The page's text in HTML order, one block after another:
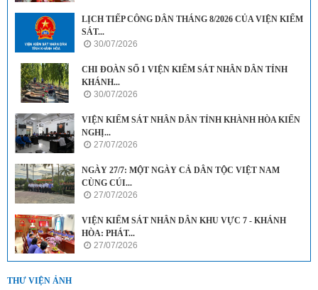
LỊCH TIẾP CÔNG DÂN THÁNG 8/2026 CỦA VIỆN KIỂM
SÁT...
30/07/2026
CHI ĐOÀN SỐ 1 VIỆN KIỂM SÁT NHÂN DÂN TỈNH
KHÁNH...
30/07/2026
VIỆN KIỂM SÁT NHÂN DÂN TỈNH KHÀNH HÒA KIẾN
NGHỊ...
27/07/2026
NGÀY 27/7: MỘT NGÀY CẢ DÂN TỘC VIỆT NAM
CÙNG CÚI...
27/07/2026
VIỆN KIỂM SÁT NHÂN DÂN KHU VỰC 7 - KHÁNH
HÒA: PHÁT...
27/07/2026
THƯ VIỆN ẢNH